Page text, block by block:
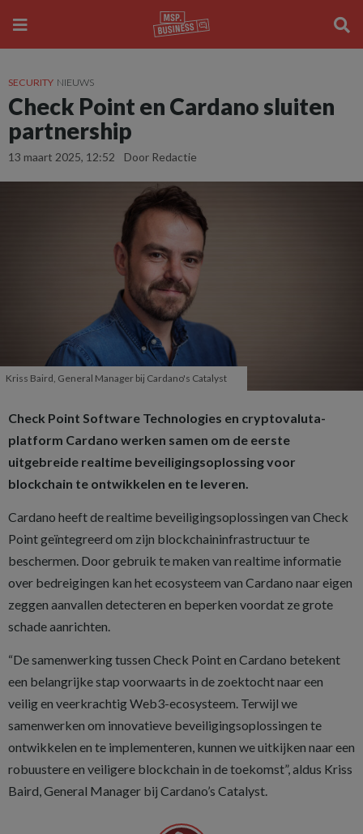
SECURITY NIEUWS
Check Point en Cardano sluiten
partnership
13 maart 2025, 12:52 Door Redactie
Kriss Baird, General Manager bij Cardano's Catalyst
Check Point Software Technologies en cryptovaluta-
platform Cardano werken samen om de eerste
uitgebreide realtime beveiligingsoplossing voor
blockchain te ontwikkelen en te leveren.
Cardano heeft de realtime beveiligingsoplossingen van Check
Point geïntegreerd om zijn blockchaininfrastructuur te
beschermen. Door gebruik te maken van realtime informatie
over bedreigingen kan het ecosysteem van Cardano naar eigen
zeggen aanvallen detecteren en beperken voordat ze grote
schade aanrichten.
“De samenwerking tussen Check Point en Cardano betekent
een belangrijke stap voorwaarts in de zoektocht naar een
veilig en veerkrachtig Web3-ecosysteem. Terwijl we
samenwerken om innovatieve beveiligingsoplossingen te
ontwikkelen en te implementeren, kunnen we uitkijken naar een
robuustere en veiligere blockchain in de toekomst”, aldus Kriss
Baird, General Manager bij Cardano’s Catalyst.